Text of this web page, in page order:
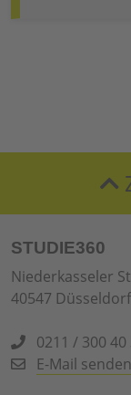
STUDIE360
Niederkasseler
40547 Düsseldorf
0211 / 300 40
E-Mail senden